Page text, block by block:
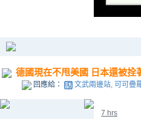
德國現在不甩美國 日本還被拴
回應給： 文武兩邊站, 可可疊
7 hrs